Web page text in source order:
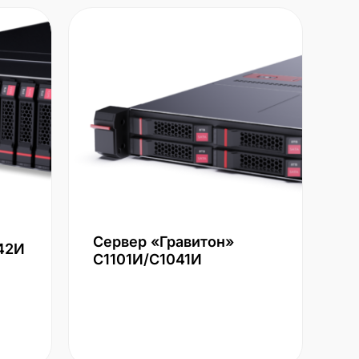
Сервер «Гравитон»
С1101И/С1041И